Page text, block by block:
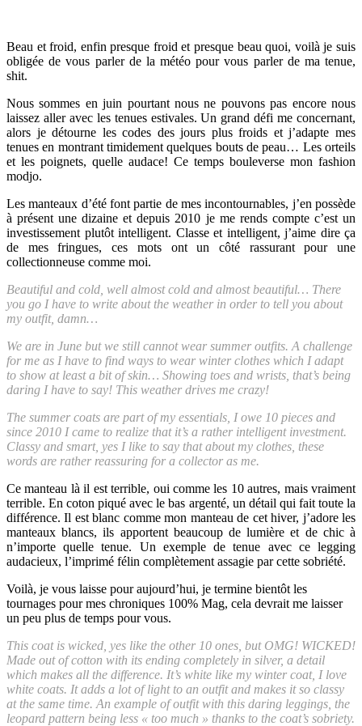
Beau et froid, enfin presque froid et presque beau quoi, voilà je suis
obligée de vous parler de la météo pour vous parler de ma tenue,
shit.
Nous sommes en juin pourtant nous ne pouvons pas encore nous
laissez aller avec les tenues estivales. Un grand défi me concernant,
alors je détourne les codes des jours plus froids et j’adapte mes
tenues en montrant timidement quelques bouts de peau… Les orteils
et les poignets, quelle audace! Ce temps bouleverse mon fashion
modjo.
Les manteaux d’été font partie de mes incontournables, j’en possède
à présent une dizaine et depuis 2010 je me rends compte c’est un
investissement plutôt intelligent. Classe et intelligent, j’aime dire ça
de mes fringues, ces mots ont un côté rassurant pour une
collectionneuse comme moi.
Beautiful and cold, well almost cold and almost beautiful… There
you go I have to write about the weather in order to tell you about
my outfit, damn…
We are in June but we still cannot wear summer outfits. A challenge
for me as I have to find ways to wear winter clothes which I adapt
to show at least a bit of skin… Showing toes and wrists, that’s being
daring I have to say! This weather drives me crazy!
The summer coats are part of my essentials, I owe 10 pieces and
since 2010 I came to realize that it’s a rather intelligent investment.
Classy and smart, yes I like to say that about my clothes, these
words are rather reassuring for a collector as me.
Ce manteau là il est terrible, oui comme les 10 autres, mais vraiment
terrible. En coton piqué avec le bas argenté, un détail qui fait toute la
différence. Il est blanc comme mon manteau de cet hiver, j’adore les
manteaux blancs, ils apportent beaucoup de lumière et de chic à
n’importe quelle tenue. Un exemple de tenue avec ce legging
audacieux, l’imprimé félin complètement assagie par cette sobriété.
Voilà, je vous laisse pour aujourd’hui, je termine bientôt les
tournages pour mes chroniques 100% Mag, cela devrait me laisser
un peu plus de temps pour vous.
This coat is wicked, yes like the other 10 ones, but OMG! WICKED!
Made out of cotton with its ending completely in silver, a detail
which makes all the difference. It’s white like my winter coat, I love
white coats. It adds a lot of light to an outfit and makes it so classy
at the same time. An example of outfit with this daring leggings, the
leopard pattern being less « too much » thanks to the coat’s sobriety.